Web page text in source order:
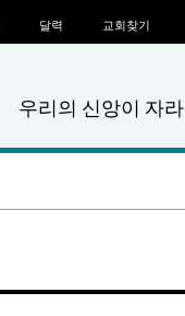
우리의 신앙이 자
달력 교회찾기